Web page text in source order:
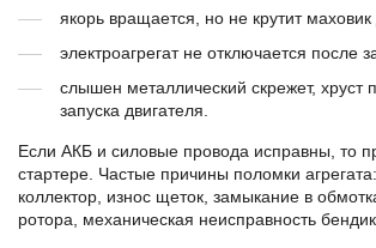
якорь вращается, но не крутит маховик
электроагрегат не отключается после
слышен металлический скрежет, хруст
запуска двигателя.
Если АКБ и силовые провода исправны, то
стартере. Частые причины поломки
коллектор, износ щеток, замыкание в
ротора, механическая неисправность